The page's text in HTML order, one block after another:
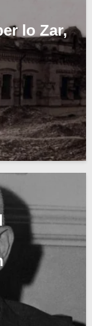
lo Zar,